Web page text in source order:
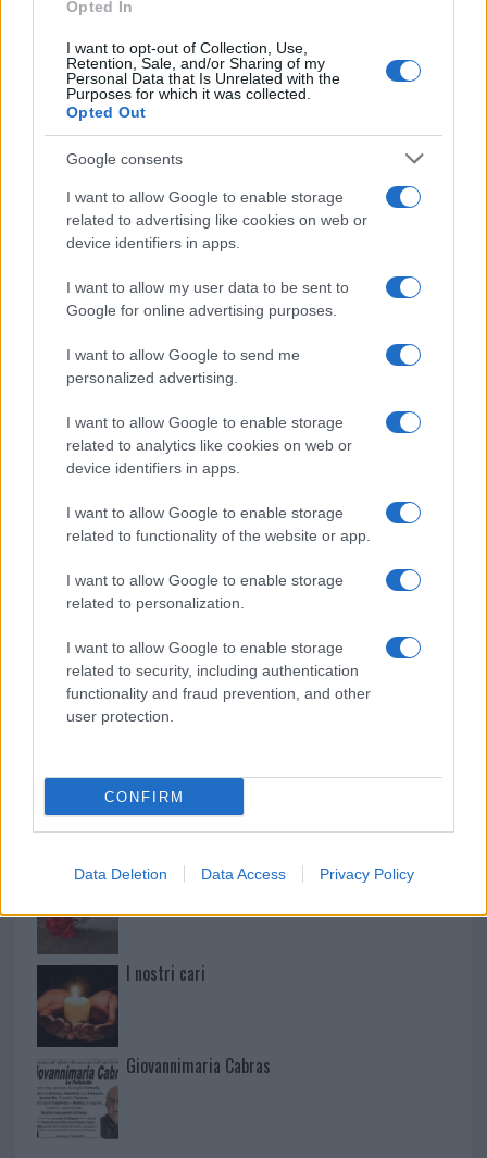
Opted In
I want to opt-out of Collection, Use,
Retention, Sale, and/or Sharing of my
Personal Data that Is Unrelated with the
Purposes for which it was collected.
Opted Out
Google consents
I want to allow Google to enable storage
related to advertising like cookies on web or
device identifiers in apps.
I want to allow my user data to be sent to
Google for online advertising purposes.
I want to allow Google to send me
personalized advertising.
I want to allow Google to enable storage
related to analytics like cookies on web or
device identifiers in apps.
I want to allow Google to enable storage
related to functionality of the website or app.
I want to allow Google to enable storage
related to personalization.
I want to allow Google to enable storage
related to security, including authentication
functionality and fraud prevention, and other
user protection.
CONFIRM
Data Deletion Data Access Privacy Policy
Gallura, finti clienti svuotano le suite: furto da
50mila nel resort
Meteo Olbia 7 agosto, sole e caldo tornano
protagonisti
NECROLOGIE
Mario Malu
Paolo Pinna
Martina Agostina Diturco
I nostri cari
I nostri cari
I nostri cari
Giovannimaria Cabras